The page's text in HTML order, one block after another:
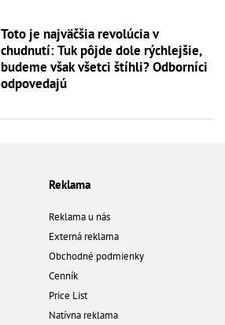
Toto je najväčšia revolúcia v
chudnutí: Tuk pôjde dole rýchlejšie,
budeme však všetci štíhli? Odborníci
odpovedajú
Reklama
Reklama u nás
Externá reklama
Obchodné podmienky
Cenník
Price List
Natívna reklama